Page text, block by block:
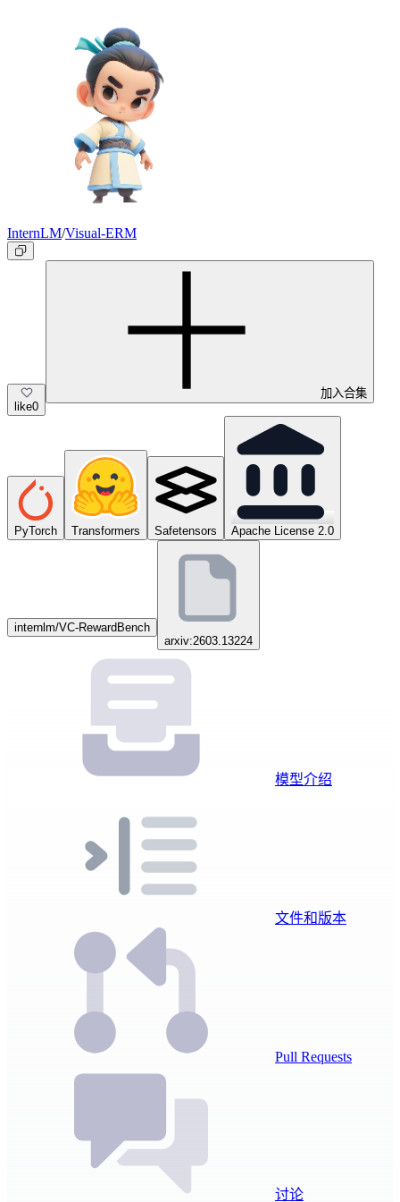
InternLM/Visual-ERM
like0
加入合集
PyTorch Transformers Safetensors Apache License 2.0
internlm/VC-RewardBench
arxiv:2603.13224
模型介绍
文件和版本
Pull Requests
讨论